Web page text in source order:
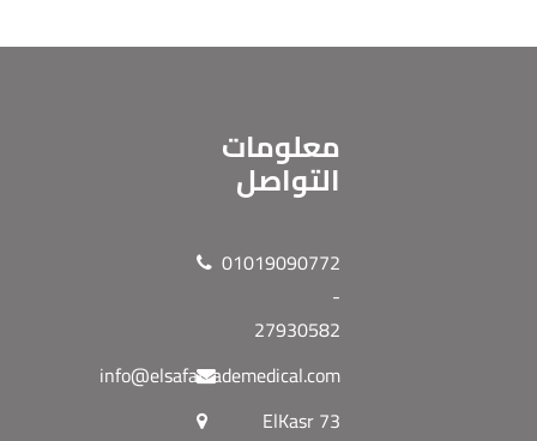
معلومات
التواصل
01019090772
-
27930582
info@elsafatrademedical.com
73 ElKasr